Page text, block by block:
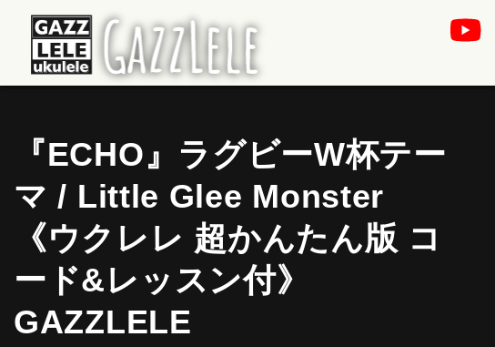
『ECHO』ラグビーW杯テー
マ / Little Glee Monster
《ウクレレ 超かんたん版 コ
ード&レッスン付》
GAZZLELE